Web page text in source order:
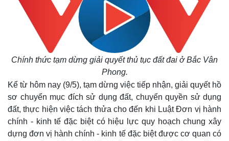
Hồ sơ
Multimedia
Ảnh
E-Magazine
Infographic
Chính thức tạm dừng giải quyết thủ tục đất đai ở Bắc Vân
Phong.
Kể từ hôm nay (9/5), tạm dừng việc tiếp nhận, giải quyết hồ
sơ chuyển mục đích sử dụng đất, chuyển quyền sử dụng
đất, thực hiện việc tách thửa cho đến khi Luật Đơn vị hành
chính - kinh tế đặc biệt có hiệu lực quy hoạch chung xây
dựng đơn vị hành chính - kinh tế đặc biệt được cơ quan có